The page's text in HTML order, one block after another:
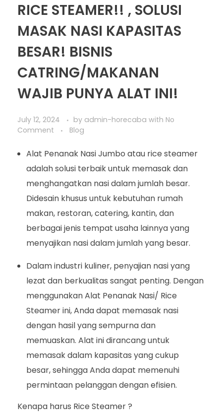
RICE STEAMER!! , SOLUSI
MASAK NASI KAPASITAS
BESAR! BISNIS
CATRING/MAKANAN
WAJIB PUNYA ALAT INI!
July 12, 2024 by admin-horecaba with No
Comment
Blog
Alat Penanak Nasi Jumbo atau rice steamer
adalah solusi terbaik untuk memasak dan
menghangatkan nasi dalam jumlah besar.
Didesain khusus untuk kebutuhan rumah
makan, restoran, catering, kantin, dan
berbagai jenis tempat usaha lainnya yang
menyajikan nasi dalam jumlah yang besar.
Dalam industri kuliner, penyajian nasi yang
lezat dan berkualitas sangat penting. Dengan
menggunakan Alat Penanak Nasi/ Rice
Steamer ini, Anda dapat memasak nasi
dengan hasil yang sempurna dan
memuaskan. Alat ini dirancang untuk
memasak dalam kapasitas yang cukup
besar, sehingga Anda dapat memenuhi
permintaan pelanggan dengan efisien.
Kenapa harus Rice Steamer ?